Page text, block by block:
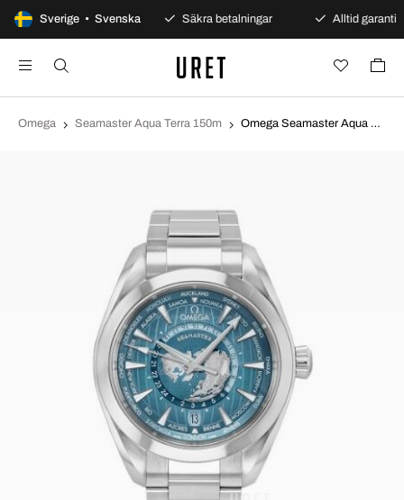
Sverige • Svenska
100 dagars öppet köp Säkra betalningar Alltid garanti
Omega Seamaster Aqua Terra 150m Omega Seamaster Aqua Terra 150m Blå/Stål Ø43 mm 220.10.43.22.03.002